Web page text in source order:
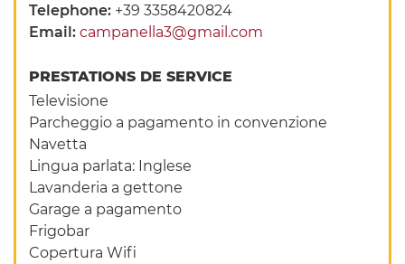
Telephone: +39 3358420824
Email:campanella3@gmail.com
PRESTATIONS DE SERVICE
Televisione
Parcheggio a pagamento in convenzione
Navetta
Lingua parlata: Inglese
Lavanderia a gettone
Garage a pagamento
Frigobar
Copertura Wifi